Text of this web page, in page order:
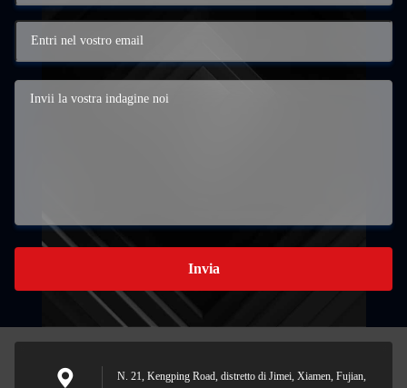
Invia
N. 21, Kengping Road, distretto di Jimei, Xiamen, Fujian,